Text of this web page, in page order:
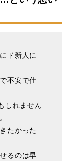
ド新人に
不安で仕
しれません
たかった
るのは早